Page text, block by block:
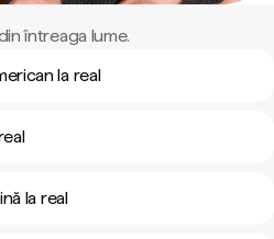
întreaga lume.
la real
la real